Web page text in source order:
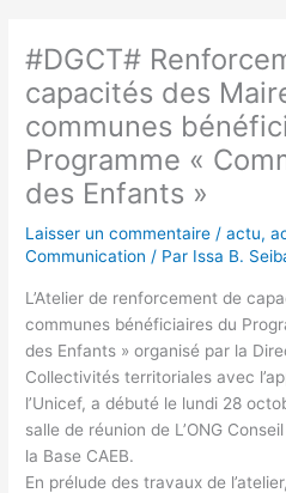
#DGCT#
capacités des
communes
Programme «
des Enfants »
Laisser un commentaire /actu,
Communication / Par Issa B.
L’Atelier de renforcement de
communes bénéficiaires du
des Enfants » organisé par la
Collectivités territoriales avec
l’Unicef, a débuté le lundi 28
salle de réunion de L’ONG
la Base CAEB.
En prélude des travaux de